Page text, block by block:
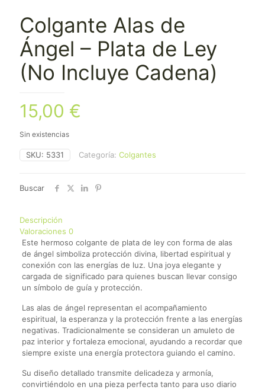
Colgante Alas de
Ángel – Plata de Ley
(No Incluye Cadena)
15,00 €
Sin existencias
SKU: 5331 Categoría: Colgantes
Buscar
Descripción
Valoraciones 0
Este hermoso colgante de plata de ley con forma de alas
de ángel simboliza protección divina, libertad espiritual y
conexión con las energías de luz. Una joya elegante y
cargada de significado para quienes buscan llevar consigo
un símbolo de guía y protección.
Las alas de ángel representan el acompañamiento
espiritual, la esperanza y la protección frente a las energías
negativas. Tradicionalmente se consideran un amuleto de
paz interior y fortaleza emocional, ayudando a recordar que
siempre existe una energía protectora guiando el camino.
Su diseño detallado transmite delicadeza y armonía,
convirtiéndolo en una pieza perfecta tanto para uso diario